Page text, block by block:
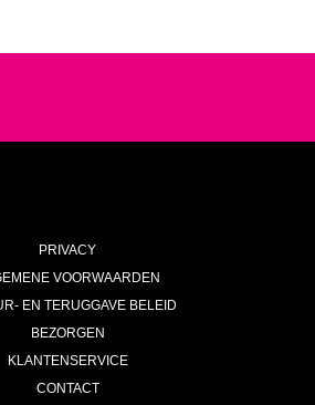
PRIVACY
VOORWAARDEN
EN TERUGGAVE BELEID
BEZORGEN
KLANTENSERVICE
CONTACT